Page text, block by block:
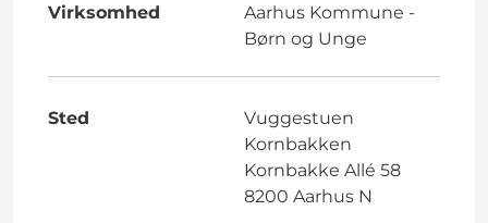
Virksomhed
Aarhus Kommune -
Børn og Unge
Sted
Vuggestuen
Kornbakken
Kornbakke Allé 58
8200 Aarhus N